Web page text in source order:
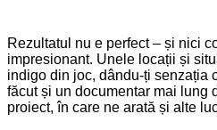
Rezultatul nu e perfect – și nici
impresionant. Unele locații și
indigo din joc, dându-ți senzația
făcut și un documentar mai lung
proiect, în care ne arată și alte